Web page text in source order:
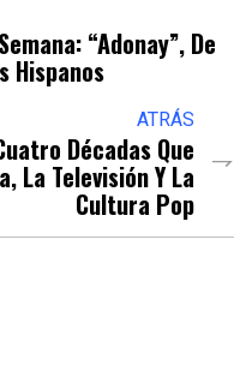
“Adonay”, De
Hispanos
ATRÁS
Décadas Que
La Televisión Y La
Cultura Pop